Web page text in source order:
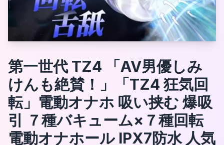
第一世代 TZ4 「AV男優しみ
けんも絶賛！」「TZ4 狂気回
転」電動オナホ 吸い挟む 爆吸
引 ７種バキューム×７種回転
電動オナホール IPX7防水 人気